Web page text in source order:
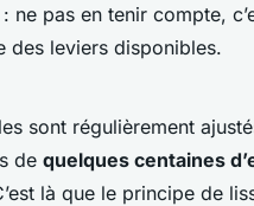
ne pas en tenir compte,
des leviers disponibles.
sont régulièrement
de quelques centaines
là que le principe de